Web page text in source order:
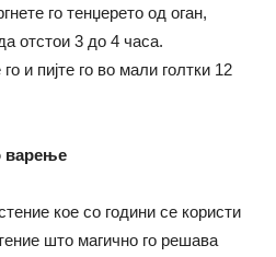
го тенџерето од оган,
отстои 3 до 4 часа.
и пијте го во мали голтки 12
варење
кое со години се користи
што магично го решава